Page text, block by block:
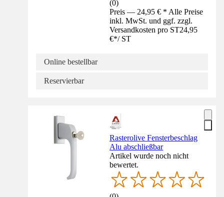
(0)
Preis — 24,95 € * Alle Preise
inkl. MwSt. und ggf. zzgl.
Versandkosten pro ST24,95
€*/ ST
Online bestellbar
Reservierbar
Rasterolive Fensterbeschlag
Alu abschließbar
Artikel wurde noch nicht
bewertet.